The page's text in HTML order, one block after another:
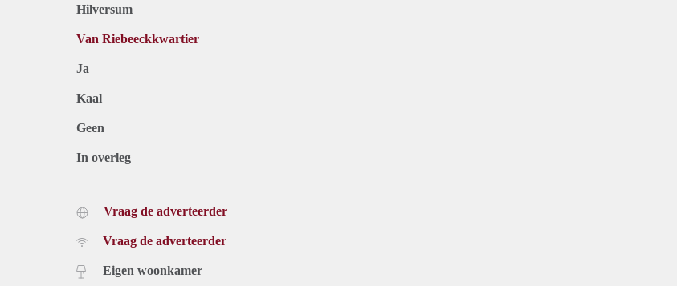
Hilversum
Van Riebeeckkwartier
Ja
Kaal
Geen
In overleg
Vraag de adverteerder
Vraag de adverteerder
Eigen woonkamer